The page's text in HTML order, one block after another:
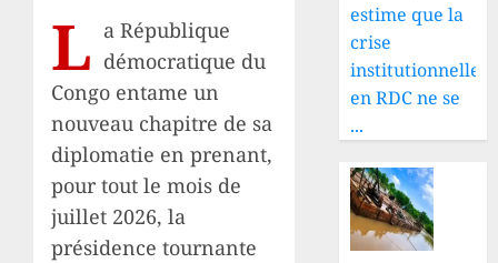
L a République
démocratique du
Congo entame un
nouveau chapitre de sa
diplomatie en prenant,
pour tout le mois de
juillet 2026, la
présidence tournante
estime que la
crise
institutionnelle
en RDC ne se
...